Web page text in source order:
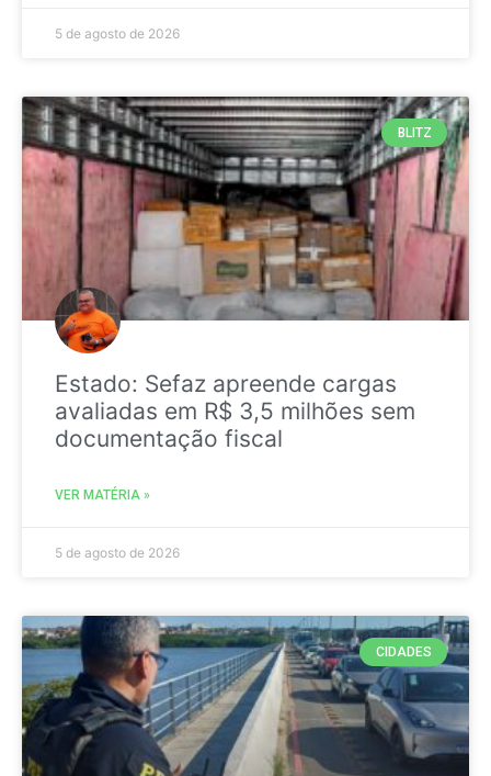
5 de agosto de 2026
BLITZ
Estado: Sefaz apreende cargas
avaliadas em R$ 3,5 milhões sem
documentação fiscal
VER MATÉRIA »
5 de agosto de 2026
CIDADES